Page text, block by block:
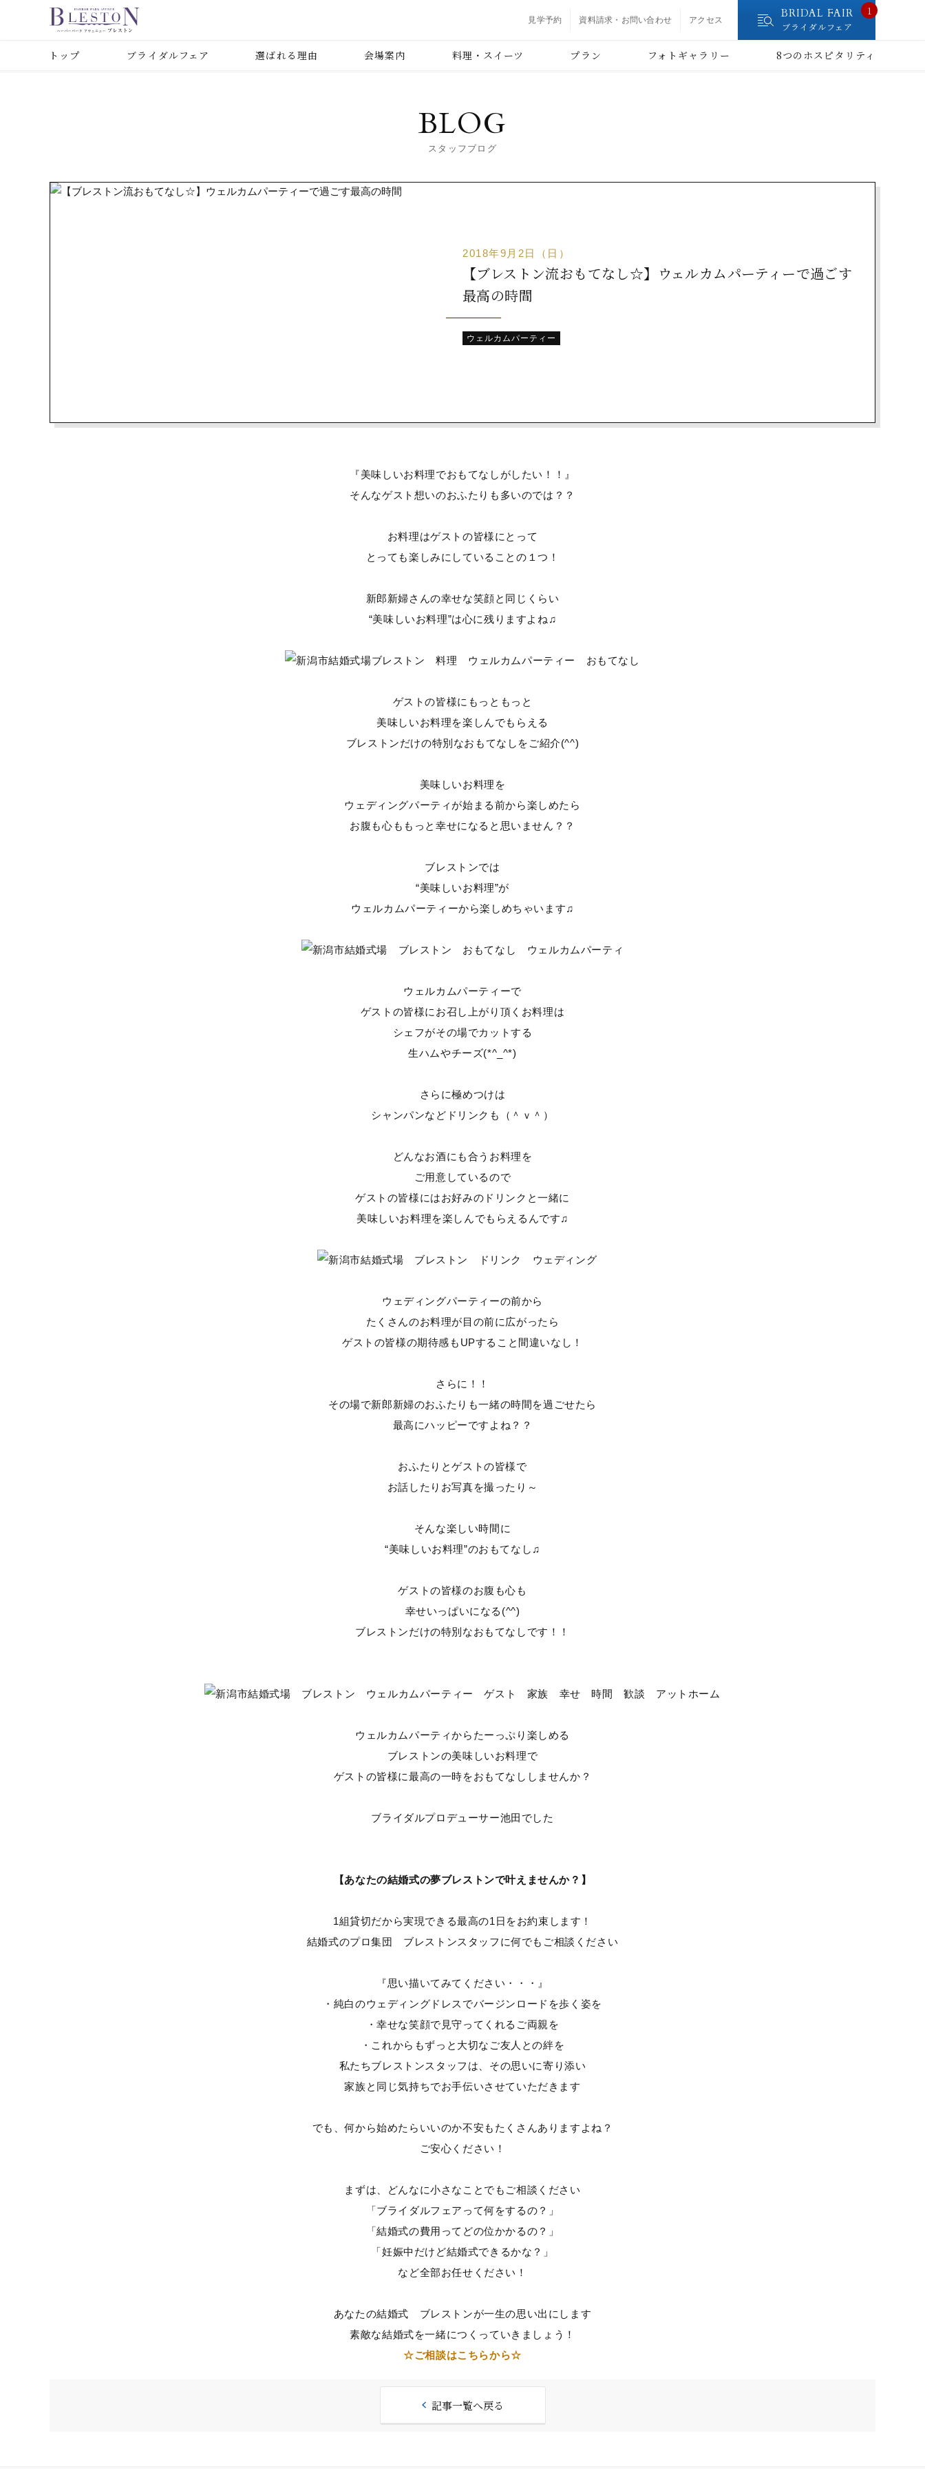
見学予約 資料請求・お問い合わせ アクセス BRIDAL FAIR
ブライダルフェア
1
トップ ブライダルフェア 選ばれる理由 会場案内 料理・スイーツ プラン フォトギャラリー 8つのホスピタリティ
BLOG
スタッフブログ
2018年9月2日（日）
【ブレストン流おもてなし☆】ウェルカムパーティーで過ごす
最高の時間
ウェルカムパーティー
『美味しいお料理でおもてなしがしたい！！』
そんなゲスト想いのおふたりも多いのでは？？
お料理はゲストの皆様にとって
とっても楽しみにしていることの１つ！
新郎新婦さんの幸せな笑顔と同じくらい
“美味しいお料理”は心に残りますよね♫
ゲストの皆様にもっともっと
美味しいお料理を楽しんでもらえる
ブレストンだけの特別なおもてなしをご紹介(^^)
美味しいお料理を
ウェディングパーティが始まる前から楽しめたら
お腹も心ももっと幸せになると思いません？？
ブレストンでは
“美味しいお料理”が
ウェルカムパーティーから楽しめちゃいます♫
ウェルカムパーティーで
ゲストの皆様にお召し上がり頂くお料理は
シェフがその場でカットする
生ハムやチーズ(*^_^*)
さらに極めつけは
シャンパンなどドリンクも（＾ｖ＾）
どんなお酒にも合うお料理を
ご用意しているので
ゲストの皆様にはお好みのドリンクと一緒に
美味しいお料理を楽しんでもらえるんです♫
ウェディングパーティーの前から
たくさんのお料理が目の前に広がったら
ゲストの皆様の期待感もUPすること間違いなし！
さらに！！
その場で新郎新婦のおふたりも一緒の時間を過ごせたら
最高にハッピーですよね？？
おふたりとゲストの皆様で
お話したりお写真を撮ったり～
そんな楽しい時間に
“美味しいお料理”のおもてなし♫
ゲストの皆様のお腹も心も
幸せいっぱいになる(^^)
ブレストンだけの特別なおもてなしです！！
ウェルカムパーティからたーっぷり楽しめる
ブレストンの美味しいお料理で
ゲストの皆様に最高の一時をおもてなししませんか？
ブライダルプロデューサー池田でした
【あなたの結婚式の夢ブレストンで叶えませんか？】
1組貸切だから実現できる最高の1日をお約束します！
結婚式のプロ集団 ブレストンスタッフに何でもご相談ください
『思い描いてみてください・・・』
・純白のウェディングドレスでバージンロードを歩く姿を
・幸せな笑顔で見守ってくれるご両親を
・これからもずっと大切なご友人との絆を
私たちブレストンスタッフは、その思いに寄り添い
家族と同じ気持ちでお手伝いさせていただきます
でも、何から始めたらいいのか不安もたくさんありますよね？
ご安心ください！
まずは、どんなに小さなことでもご相談ください
「ブライダルフェアって何をするの？」
「結婚式の費用ってどの位かかるの？」
「妊娠中だけど結婚式できるかな？」
など全部お任せください！
あなたの結婚式 ブレストンが一生の思い出にします
素敵な結婚式を一緒につくっていきましょう！
☆ご相談はこちらから☆
記事一覧へ戻る